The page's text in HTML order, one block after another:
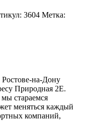
3604 Метка:
на-Дону
Природная 2Е.
стараемся
меняться каждый
компаний,